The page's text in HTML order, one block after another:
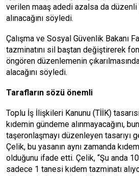
verilen maaş adedi azalsa da
alınacağını söyledi.
Çalışma ve Sosyal Güvenlik Bakanı
tazminatını sil baştan değiştirerek
öngören düzenlemenin
alacağını söyledi.
Tarafların sözü önemli
Toplu İş İlişkileri Kanunu (TİİK)
kıdemin gündeme alınmayacağını,
taşeronlaşmayı düzenleyen tasarıyı
Çelik, bu yasanın aynı zamanda
olduğunu ifade etti. Çelik, “Şu anda
sadece 1 tanesi kıdem tazminatı